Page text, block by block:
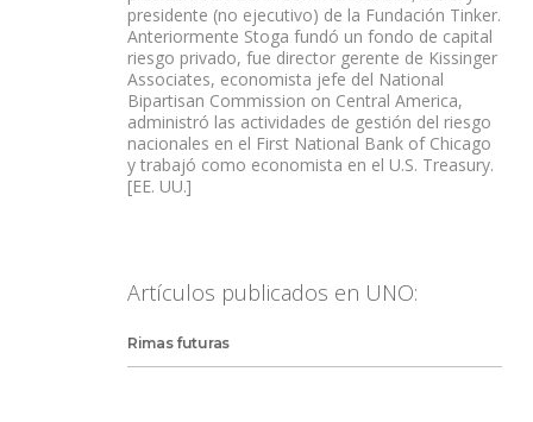
presidente (no ejecutivo) de la Fundación Tinker.
Anteriormente Stoga fundó un fondo de capital
riesgo privado, fue director gerente de Kissinger
Associates, economista jefe del National
Bipartisan Commission on Central America,
administró las actividades de gestión del riesgo
nacionales en el First National Bank of Chicago
y trabajó como economista en el U.S. Treasury.
[EE. UU.]
Artículos publicados en UNO:
Rimas futuras